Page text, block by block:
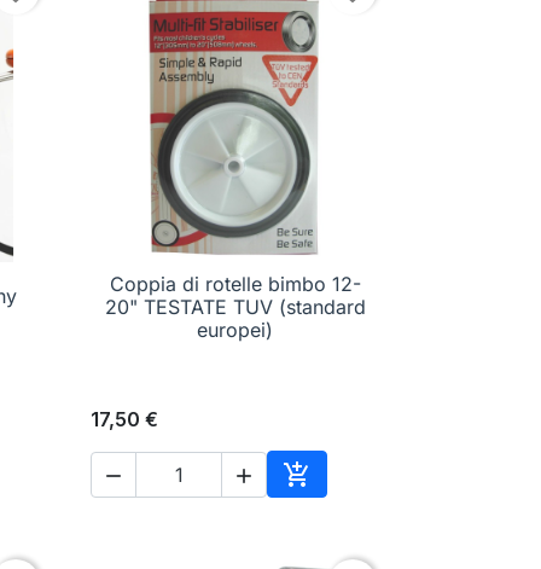
al carrello
 Anteprima
Coppia di rotelle bimbo 12-
20" TESTATE TUV (standard
europei)
17,50 €
  
Aggiungi al carrello